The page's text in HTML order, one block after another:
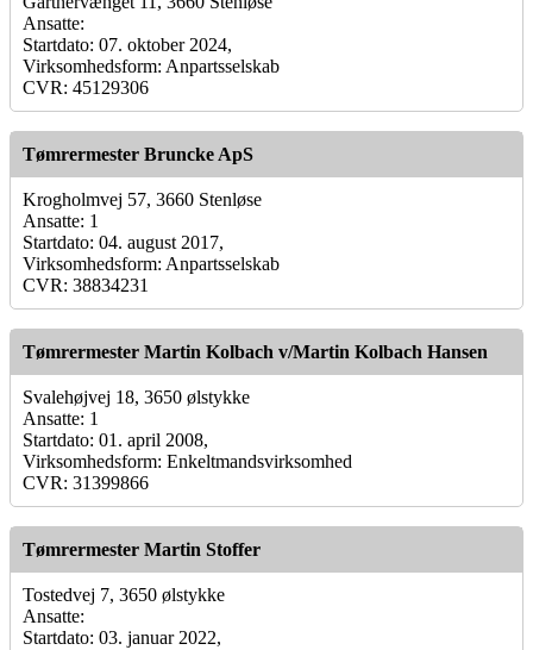
Ansatte:
Startdato: 07. oktober 2024,
Virksomhedsform: Anpartsselskab
CVR: 45129306
Tømrermester Bruncke ApS
Krogholmvej 57, 3660 Stenløse
Ansatte: 1
Startdato: 04. august 2017,
Virksomhedsform: Anpartsselskab
CVR: 38834231
Tømrermester Martin Kolbach v/Martin Kolbach Hansen
Svalehøjvej 18, 3650 ølstykke
Ansatte: 1
Startdato: 01. april 2008,
Virksomhedsform: Enkeltmandsvirksomhed
CVR: 31399866
Tømrermester Martin Stoffer
Tostedvej 7, 3650 ølstykke
Ansatte:
Startdato: 03. januar 2022,